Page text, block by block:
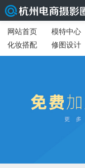
网站首页 模特中心
化妆搭配
修图设计